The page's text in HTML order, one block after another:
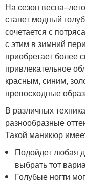
На сезон
станет модный
сочетается с
с этим в зимний
приобретает более
привлекательное
красным, синим,
превосходные
В различных
разнообразные
Такой маникюр
Подойдет любая
выбрать тот
Голубые ногти